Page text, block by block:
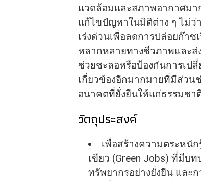
แวดล้อมและสภาพอากาศมา
แก้ไขปัญหาในมิติต่าง ๆ ไม่ว่
เร่งด่วนเพื่อลดการปล่อยก๊า
หลากหลายทางชีวภาพและส่
ช่วยชะลอหรือป้องกันการเป
เกี่ยวข้องอีกมากมายที่มีส่วน
อนาคตที่ยั่งยืนให้แก่ธรรมชา
วัตถุประสงค์
เพื่อสร้างความตระหนั
เขียว (Green Jobs) ที่มีบ
ทรัพยากรอย่างยั่งยืน และ